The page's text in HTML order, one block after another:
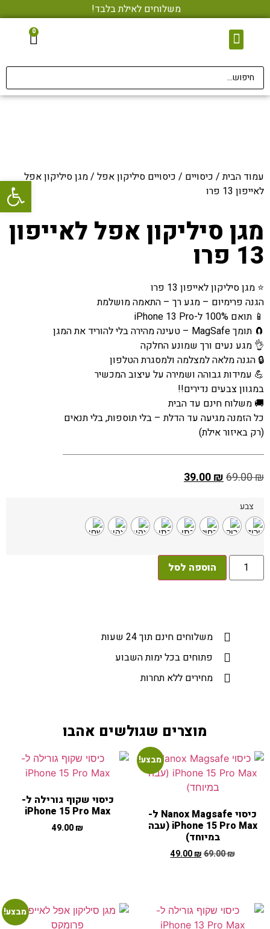
פתח
משלוחים לאילת בלבד!
0
עמוד הבית/ כיסויים / כיסויים סיליקון אפל / מגן סיליקון אפל
לאייפון 13 פרו
מגן סיליקון אפל לאייפון
13 פרו
⭐ מגן סיליקון לאייפון 13 פרו
הגנה פרימיום – מגע רך – התאמה מושלמת
📱 תואם 100% ל-iPhone 13 Pro
🧲 תומך MagSafe – טעינה מהירה בלי להוריד את המגן
👌 מגע נעים ורך שמונע החלקה
🔒 הגנה מלאה למצלמה ולמסגרת הטלפון
💪 עמידות גבוהה ושמירה על עיצוב המכשיר
במגוון צבעים נדירים!!
🚚 משלוח חינם עד הבית
כל הזמנה מגיעה עד הדלת – בלי תוספות, בלי תנאים
(רק באיזור אילת)
69.00₪
39.00₪
צבע
הוספה לסל
משלוחים חינם תוך 24 שעות​
פתוחים בכל ימות השבוע
מחירים ללא תחרות
מוצרים שגולשים אהבו
מבצע!
כיסוי Nanox Magsafe ל-
iPhone 15 Pro Max (עבה
במיוחד)
69.00₪
49.00₪
כיסוי שקוף גורילה ל-
iPhone 15 Pro Max
49.00₪
מבצע!